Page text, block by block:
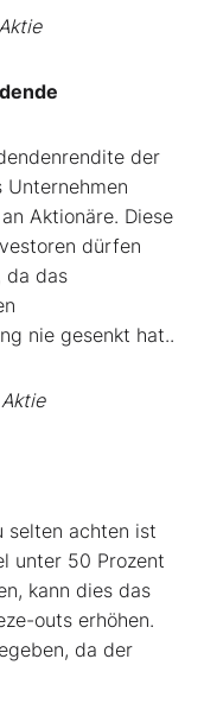
der
Unternehmen
Aktionäre. Diese
dürfen
da das
nie gesenkt hat..
selten achten ist
unter 50 Prozent
kann dies das
outs erhöhen.
da der